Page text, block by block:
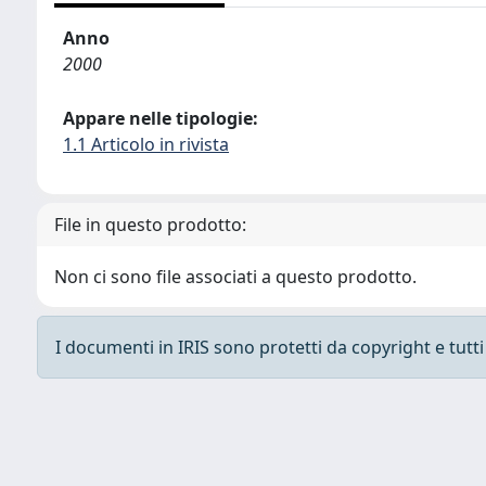
Anno
2000
Appare nelle tipologie:
1.1 Articolo in rivista
File in questo prodotto:
Non ci sono file associati a questo prodotto.
I documenti in IRIS sono protetti da copyright e